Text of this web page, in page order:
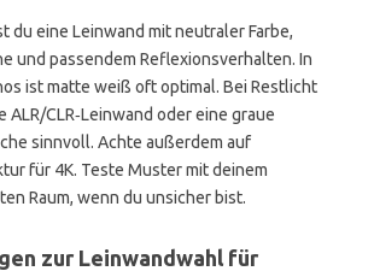
du eine Leinwand mit neutraler Farbe,
und passendem Reflexionsverhalten. In
ist matte weiß oft optimal. Bei Restlicht
ALR/CLR‑Leinwand oder eine graue
sinnvoll. Achte außerdem auf
für 4K. Teste Muster mit deinem
Raum, wenn du unsicher bist.
zur Leinwandwahl für